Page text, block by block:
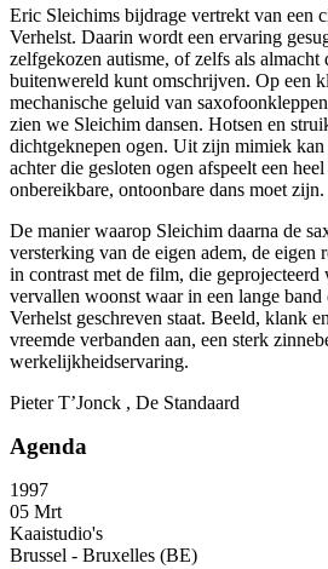
Eric Sleichims bijdrage vertrekt van een
Verhelst. Daarin wordt een ervaring
zelfgekozen autisme, of zelfs als
buitenwereld kunt omschrijven. Op een
mechanische geluid van
zien we Sleichim dansen. Hotsen en
dichtgeknepen ogen. Uit zijn mimiek
achter die gesloten ogen afspeelt een
onbereikbare, ontoonbare dans moet zijn.
De manier waarop Sleichim daarna de
versterking van de eigen adem, de eigen
in contrast met de film, die geprojecteerd
vervallen woonst waar in een lange band
Verhelst geschreven staat. Beeld, klank
vreemde verbanden aan, een sterk
werkelijkheidservaring.
Pieter T’Jonck , De Standaard
Agenda
1997
05 Mrt
Kaaistudio's
Brussel - Bruxelles (BE)